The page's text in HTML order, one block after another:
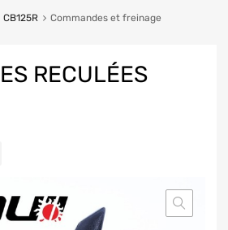
CB125R Commandes et freinage
RECULÉES